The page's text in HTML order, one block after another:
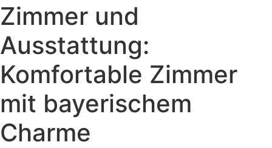
Zimmer und
Ausstattung:
Komfortable Zimmer
mit bayerischem
Charme